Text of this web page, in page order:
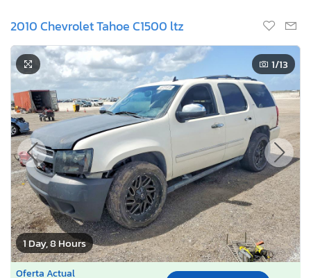
2010 Chevrolet Tahoe C1500 ltz
1 Day, 8 Hours
1/13
Oferta Actual